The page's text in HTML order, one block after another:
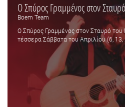
Ο Σπύρος Γραμμένος στον
Boem Team
Ο Σπύρος Γραμμένος στον Σταυρό του
τέσσερα Σάββατα του Απριλίου (6, 13,